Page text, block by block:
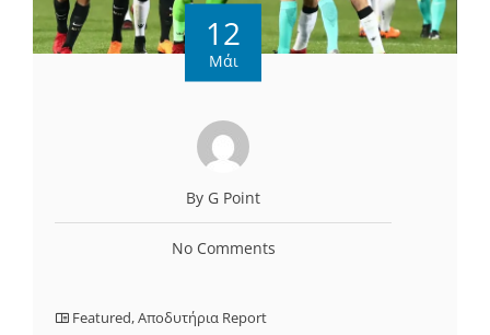
12
Μάι
By G Point
No Comments
Featured,Αποδυτήρια Report